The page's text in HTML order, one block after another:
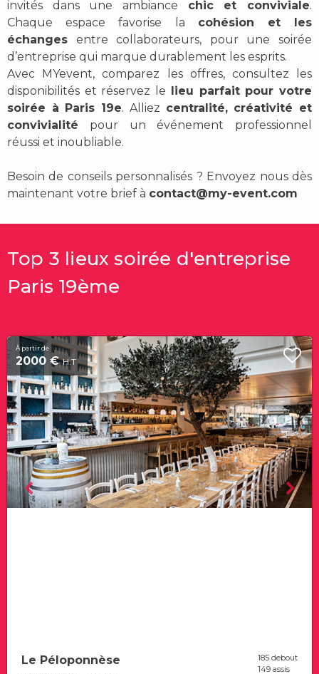
invités dans une ambiance chic et conviviale.
Chaque espace favorise la cohésion et les
échanges entre collaborateurs, pour une soirée
d’entreprise qui marque durablement les esprits.
Avec MYevent, comparez les offres, consultez les
disponibilités et réservez le lieu parfait pour votre
soirée à Paris 19e. Alliez centralité, créativité et
convivialité pour un événement professionnel
réussi et inoubliable.
Besoin de conseils personnalisés ? Envoyez nous dès
maintenant votre brief à contact@my-event.com
Top 3 lieux soirée d'entreprise
Paris 19ème
À partir de
2000 €H.T
Le Péloponnèse
185 debout
149 assis